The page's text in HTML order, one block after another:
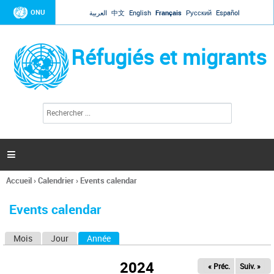
Jump to navigation
ONU العربية 中文 English Français Русский Español
Réfugiés et migrants
l
c
h
e

Vous
ici
Accueil›Calendrier› Events calendar
Events calendar
Mois Jour Année
2024 « Préc. Suiv. »